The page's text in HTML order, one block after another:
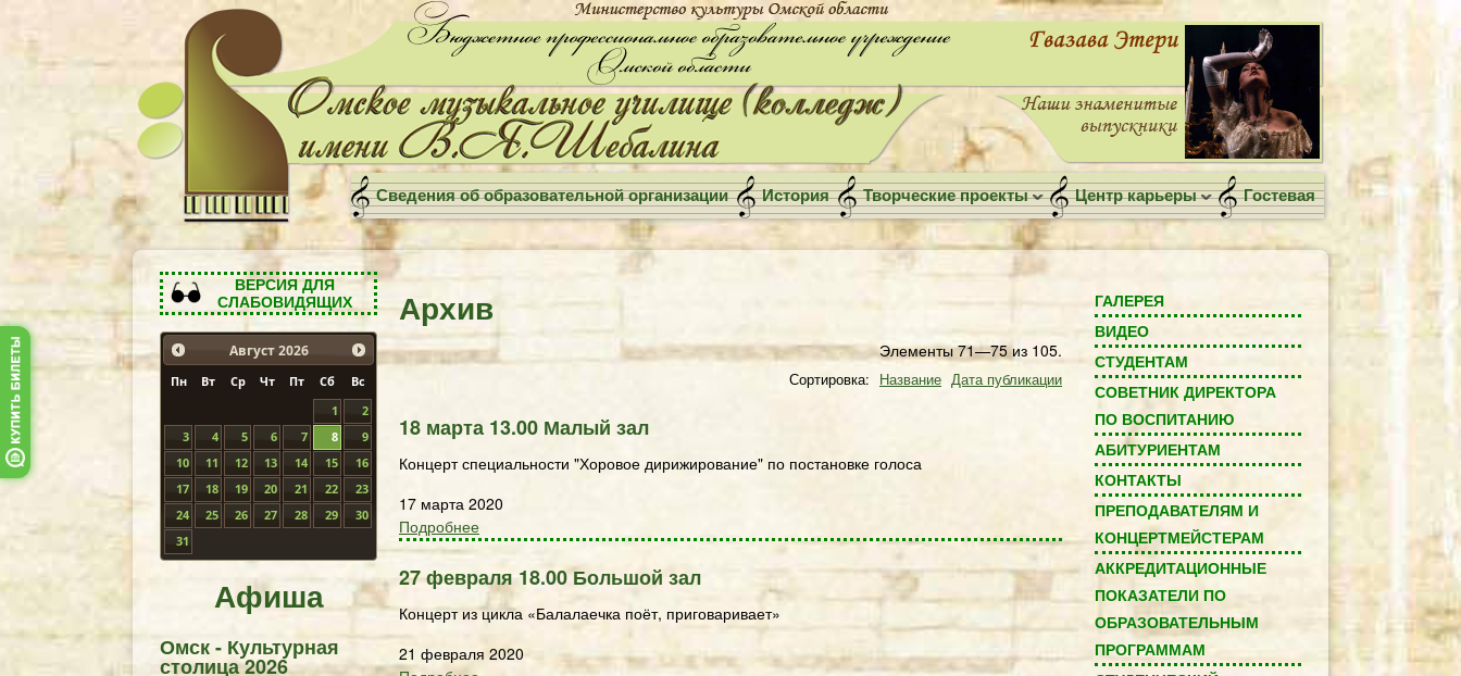
Сведения об образовательной организации История Творческие проекты Центр карьеры Гостевая
ВЕРСИЯ ДЛЯ
СЛАБОВИДЯЩИХ
Август 2026
Пн Вт Ср Чт Пт Сб
Вс
1
2
3
4 5 6 7 8
9
10
11 12 13 14 15
16
17
18 19 20 21 22
23
24
25 26 27 28 29
30
31
Афиша
Омск - Культурная
столица 2026
Архив
Элементы 71—75 из 105.
Сортировка: Название Дата публикации
18 марта 13.00 Малый зал
Концерт специальности "Хоровое дирижирование" по постановке голоса
17 марта 2020
Подробнее
27 февраля 18.00 Большой зал
Концерт из цикла «Балалаечка поёт, приговаривает»
21 февраля 2020
ГАЛЕРЕЯ
ВИДЕО
СТУДЕНТАМ
СОВЕТНИК ДИРЕКТОРА
ПО ВОСПИТАНИЮ
АБИТУРИЕНТАМ
КОНТАКТЫ
ПРЕПОДАВАТЕЛЯМ И
КОНЦЕРТМЕЙСТЕРАМ
АККРЕДИТАЦИОННЫЕ
ПОКАЗАТЕЛИ ПО
ОБРАЗОВАТЕЛЬНЫМ
ПРОГРАММАМ